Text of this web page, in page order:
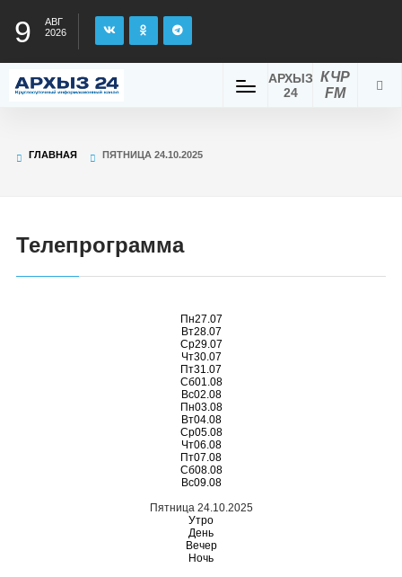
9
АВГ
2026
КЧР
FM
АРХЫЗ
24
ГЛАВНАЯ ПЯТНИЦА 24.10.2025
Телепрограмма
Пн27.07
Вт28.07
Ср29.07
Чт30.07
Пт31.07
Сб01.08
Вс02.08
Пн03.08
Вт04.08
Ср05.08
Чт06.08
Пт07.08
Сб08.08
Вс09.08
Пятница 24.10.2025
Утро
День
Вечер
Ночь